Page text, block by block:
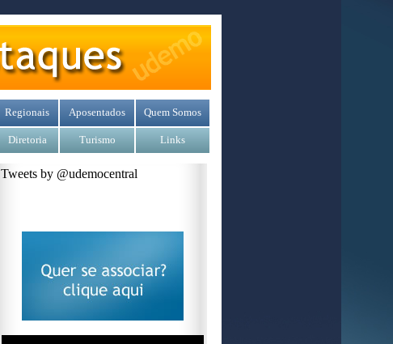
Regionais Aposentados Quem Somos
Diretoria Turismo Links
Tweets by @udemocentral